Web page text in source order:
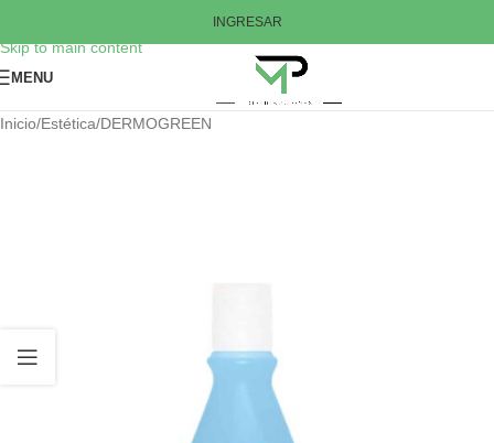
Skip to main content
INGRESAR
MENU
Inicio/Estética/DERMOGREEN